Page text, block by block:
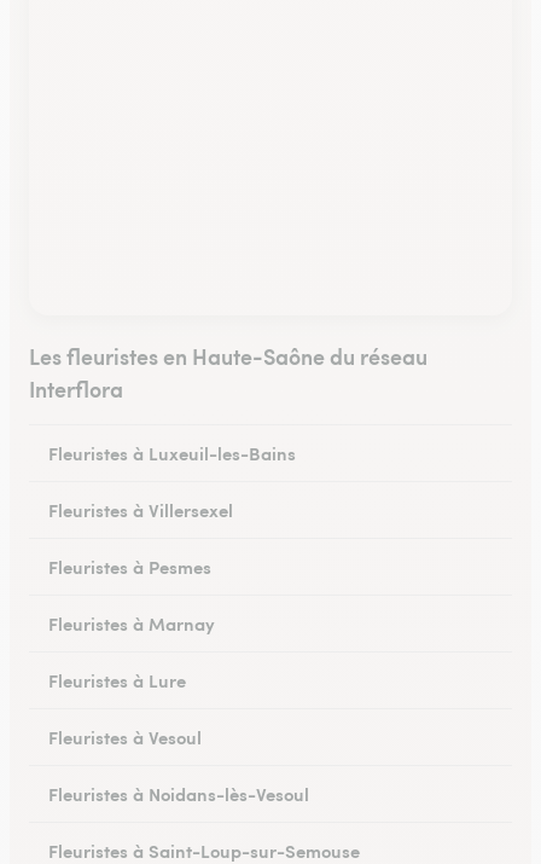
Les fleuristes en Haute-Saône du réseau
Interflora
Fleuristes à Luxeuil-les-Bains
Fleuristes à Villersexel
Fleuristes à Pesmes
Fleuristes à Marnay
Fleuristes à Lure
Fleuristes à Vesoul
Fleuristes à Noidans-lès-Vesoul
Fleuristes à Saint-Loup-sur-Semouse